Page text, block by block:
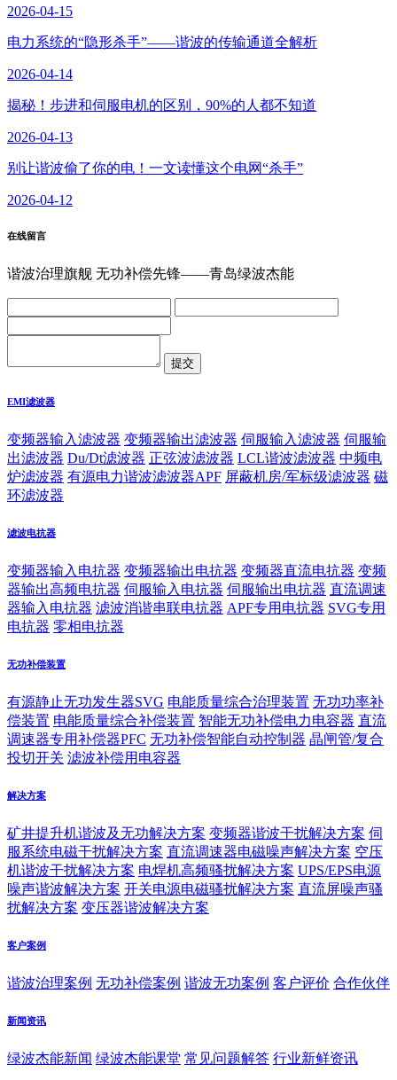
2026-04-15
电力系统的“隐形杀手”——谐波的传输通道全解析
2026-04-14
揭秘！步进和伺服电机的区别，90%的人都不知道
2026-04-13
别让谐波偷了你的电！一文读懂这个电网“杀手”
2026-04-12
在线留言
谐波治理旗舰 无功补偿先锋——青岛绿波杰能
EMI滤波器
变频器输入滤波器 变频器输出滤波器 伺服输入滤波器 伺服输
出滤波器 Du/Dt滤波器 正弦波滤波器 LCL谐波滤波器 中频电
炉滤波器 有源电力谐波滤波器APF 屏蔽机房/军标级滤波器 磁
环滤波器
滤波电抗器
变频器输入电抗器 变频器输出电抗器 变频器直流电抗器 变频
器输出高频电抗器 伺服输入电抗器 伺服输出电抗器 直流调速
器输入电抗器 滤波消谐串联电抗器 APF专用电抗器 SVG专用
电抗器 零相电抗器
无功补偿装置
有源静止无功发生器SVG 电能质量综合治理装置 无功功率补
偿装置 电能质量综合补偿装置 智能无功补偿电力电容器 直流
调速器专用补偿器PFC 无功补偿智能自动控制器 晶闸管/复合
投切开关 滤波补偿用电容器
解决方案
矿井提升机谐波及无功解决方案 变频器谐波干扰解决方案 伺
服系统电磁干扰解决方案 直流调速器电磁噪声解决方案 空压
机谐波干扰解决方案 电焊机高频骚扰解决方案 UPS/EPS电源
噪声谐波解决方案 开关电源电磁骚扰解决方案 直流屏噪声骚
扰解决方案 变压器谐波解决方案
客户案例
谐波治理案例 无功补偿案例 谐波无功案例 客户评价 合作伙伴
新闻资讯
绿波杰能新闻 绿波杰能课堂 常见问题解答 行业新鲜资讯